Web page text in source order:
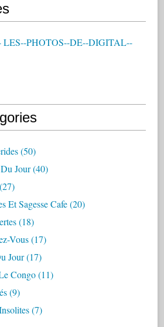
LES--PHOTOS--DE--DIGITAL--
(50)
Jour(40)
Et Sagesse Cafe(20)
(18)
Vous(17)
Jour(17)
Congo(11)
(9)
(7)